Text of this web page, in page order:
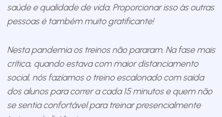
saúde e qualidade de vida. Proporcionar isso às outras
pessoas é também muito gratificante!
Nesta pandemia os treinos não pararam. Na fase mais
crítica, quando estava com maior distanciamento
social, nós fazíamos o treino escalonado com saída
dos alunos para correr a cada 15 minutos e quem não
se sentia confortável para treinar presencialmente